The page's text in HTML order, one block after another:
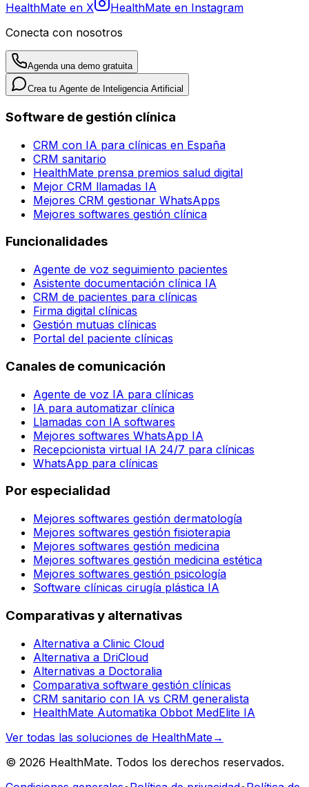
HealthMate en X
HealthMate en Instagram
Conecta con nosotros
Agenda una demo gratuita
Crea tu Agente de Inteligencia Artificial
Software de gestión clínica
CRM con IA para clínicas en España
CRM sanitario
HealthMate prensa premios salud digital
Mejor CRM llamadas IA
Mejores CRM gestionar WhatsApps
Mejores softwares gestión clínica
Funcionalidades
Agente de voz seguimiento pacientes
Asistente documentación clínica IA
CRM de pacientes para clínicas
Firma digital clínicas
Gestión mutuas clínicas
Portal del paciente clínicas
Canales de comunicación
Agente de voz IA para clínicas
IA para automatizar clínica
Llamadas con IA softwares
Mejores softwares WhatsApp IA
Recepcionista virtual IA 24/7 para clínicas
WhatsApp para clínicas
Por especialidad
Mejores softwares gestión dermatología
Mejores softwares gestión fisioterapia
Mejores softwares gestión medicina
Mejores softwares gestión medicina estética
Mejores softwares gestión psicología
Software clínicas cirugía plástica IA
Comparativas y alternativas
Alternativa a Clinic Cloud
Alternativa a DriCloud
Alternativas a Doctoralia
Comparativa software gestión clínicas
CRM sanitario con IA vs CRM generalista
HealthMate Automatika Obbot MedElite IA
Ver todas las soluciones de HealthMate→
© 2026 HealthMate. Todos los derechos reservados.